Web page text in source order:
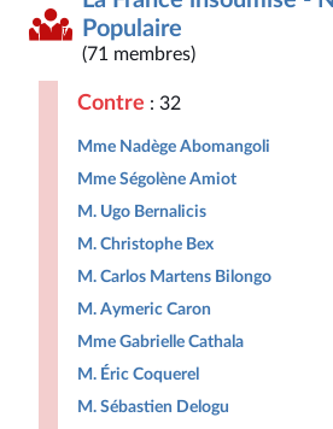
Populaire
(71 membres)
Contre : 32
Mme Nadège Abomangoli
Mme Ségolène Amiot
M. Ugo Bernalicis
M. Christophe Bex
M. Carlos Martens Bilongo
M. Aymeric Caron
Mme Gabrielle Cathala
M. Éric Coquerel
M. Sébastien Delogu